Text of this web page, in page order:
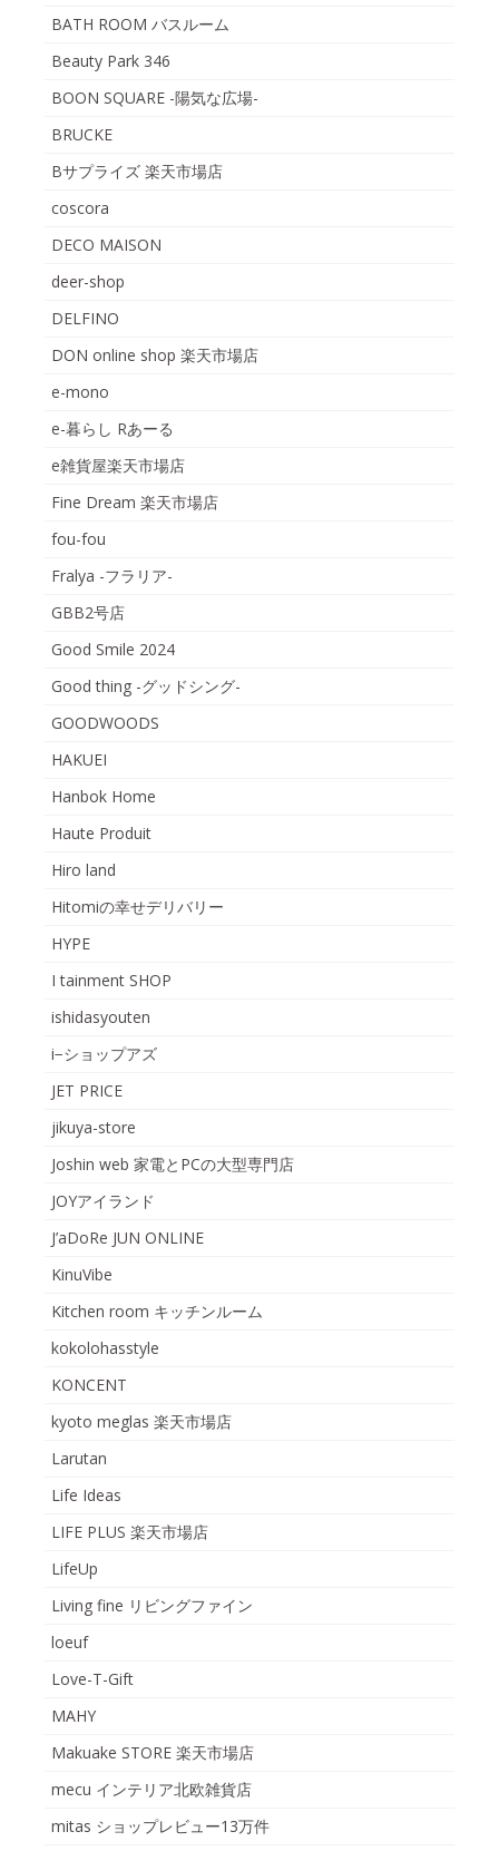
BATH ROOM バスルーム
Beauty Park 346
BOON SQUARE -陽気な広場-
BRUCKE
Bサプライズ 楽天市場店
coscora
DECO MAISON
deer-shop
DELFINO
DON online shop 楽天市場店
e-mono
e-暮らし Rあーる
e雑貨屋楽天市場店
Fine Dream 楽天市場店
fou-fou
Fralya -フラリア-
GBB2号店
Good Smile 2024
Good thing -グッドシング-
GOODWOODS
HAKUEI
Hanbok Home
Haute Produit
Hiro land
Hitomiの幸せデリバリー
HYPE
I tainment SHOP
ishidasyouten
i−ショップアズ
JET PRICE
jikuya-store
Joshin web 家電とPCの大型専門店
JOYアイランド
J’aDoRe JUN ONLINE
KinuVibe
Kitchen room キッチンルーム
kokolohasstyle
KONCENT
kyoto meglas 楽天市場店
Larutan
Life Ideas
LIFE PLUS 楽天市場店
LifeUp
Living fine リビングファイン
loeuf
Love-T-Gift
MAHY
Makuake STORE 楽天市場店
mecu インテリア北欧雑貨店
mitas ショップレビュー13万件